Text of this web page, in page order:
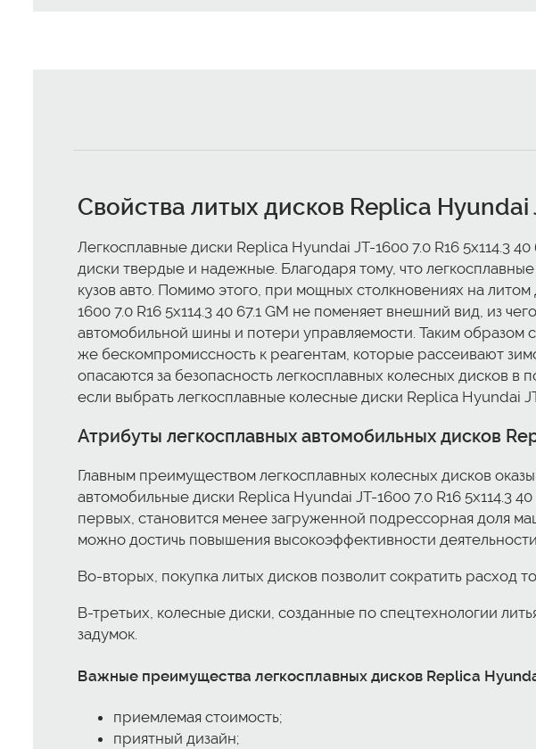
Свойства литых дисков Replica Hyundai
Легкосплавные диски Replica Hyundai JT-1600 7.0 R16 5x114.3
диски твердые и надежные. Благодаря тому, что
кузов авто. Помимо этого, при мощных столкновениях на
1600 7.0 R16 5x114.3 40 67.1 GM не поменяет внешний вид, из
автомобильной шины и потери управляемости. Таким образом
же бескомпромиссность к реагентам, которые рассеивают
опасаются за безопасность легкосплавных колесных дисков
если выбрать легкосплавные колесные диски Replica Hyundai
Атрибуты легкосплавных автомобильных дисков
Главным преимуществом легкосплавных колесных дисков
автомобильные диски Replica Hyundai JT-1600 7.0 R16 5x114.3
первых, становится менее загруженной подрессорная доля
можно достичь повышения высокоэффективности
Во-вторых, покупка литых дисков позволит сократить расход
В-третьих, колесные диски, созданные по спецтехнологии
задумок.
Важные преимущества легкосплавных дисков Replica Hyundai
приемлемая стоимость;
приятный дизайн;